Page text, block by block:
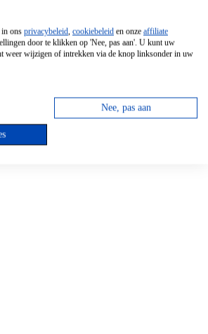
Kookplaat
ons privacybeleid, cookiebeleid en onze affiliate
door te klikken op 'Nee, pas aan'. U kunt uw
weer wijzigen of intrekken via de knop linksonder in uw
Nee, pas aan